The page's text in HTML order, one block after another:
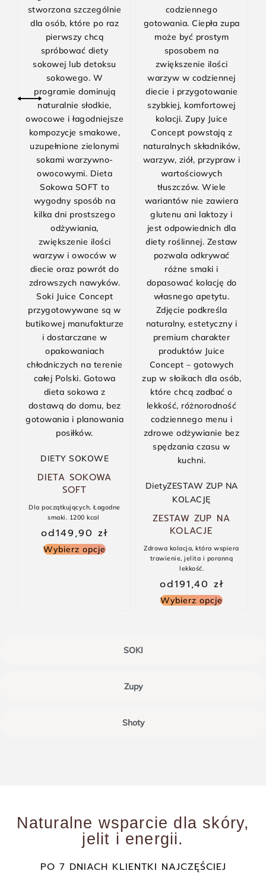
SOKI
Zupy
Shoty
DIETY SOKOWE
DIETA SOKOWA
SOFT
Dla początkujących. Łagodne
smaki. 1200 kcal
od149,90 zł
Wybierz opcje
DietyZESTAW ZUP NA
KOLACJĘ
ZESTAW ZUP NA
KOLACJE
Zdrowa kolacja, która wspiera
trawienie, jelita i poranną
lekkość.
od191,40 zł
Wybierz opcje
Naturalne wsparcie dla skóry,
jelit i energii.
PO 7 DNIACH KLIENTKI NAJCZĘŚCIEJ